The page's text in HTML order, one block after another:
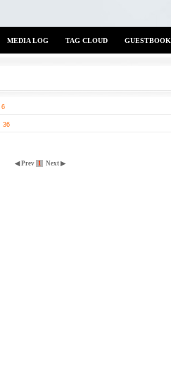
MEDIA LOG TAG CLOUD GUESTBOOK
6
36
◀ Prev 1 Next ▶